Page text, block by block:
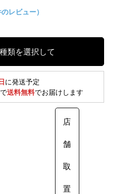
のレビュー）
類を選択して
に発送予定
送料無料でお届けします
店
舗
取
置